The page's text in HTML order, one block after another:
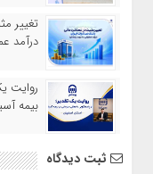
تغییر
درآمد عملیاتی
روایت
بیمه
ثبت دیدگاه